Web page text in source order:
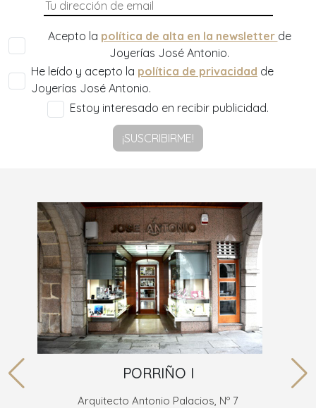
Acepto la política de alta en la newsletter de
Joyerías José Antonio.
He leído y acepto la política de privacidad de
Joyerías José Antonio.
Estoy interesado en recibir publicidad.
¡SUSCRIBIRME!
PORRIÑO I
Arquitecto Antonio Palacios, Nº 7